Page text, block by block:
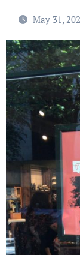
May 31,